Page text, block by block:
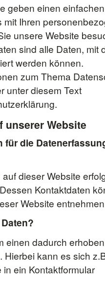
geben einen einfachen
mit Ihren
unsere Website
sind alle Daten, mit
werden können.
zum Thema
unter diesem Text
unserer Website
für die
dieser Website
Kontaktdaten
Website
einen dadurch
Hierbei kann es sich
ein Kontaktformular